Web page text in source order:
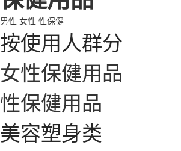
男性 女性 性保健
按使用人群分
女性保健用品
性保健用品
美容塑身类